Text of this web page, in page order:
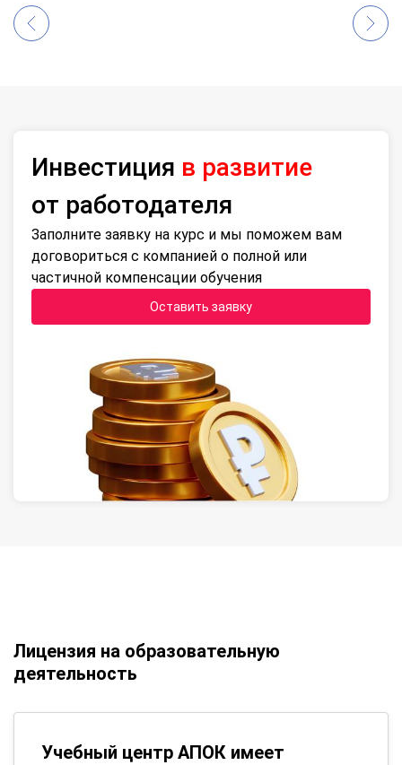
Инвестиция в развитие
от работодателя
Заполните заявку на курс и мы поможем вам
договориться с компанией о полной или
частичной компенсации обучения
Оставить заявку
Лицензия на образовательную
деятельность
Учебный центр АПОК имеет